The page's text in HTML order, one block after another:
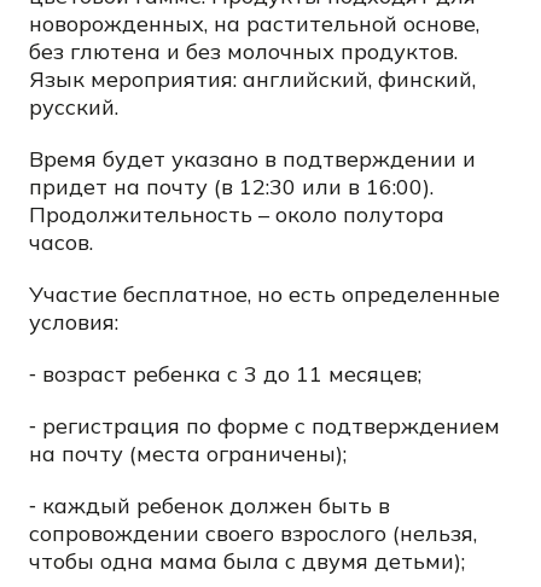
новорожденных, на растительной основе,
без глютена и без молочных продуктов.
Язык мероприятия: английский, финский,
русский.
Время будет указано в подтверждении и
придет на почту (в 12:30 или в 16:00).
Продолжительность – около полутора
часов.
Участие бесплатное, но есть определенные
условия:
⁃ возраст ребенка с 3 до 11 месяцев;
⁃ регистрация по форме с подтверждением
на почту (места ограничены);
⁃ каждый ребенок должен быть в
сопровождении своего взрослого (нельзя,
чтобы одна мама была с двумя детьми);